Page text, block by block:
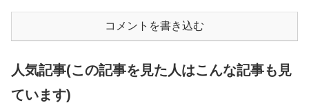
コメントを書き込む
人気記事(この記事を見た人はこんな記事も見
ています)